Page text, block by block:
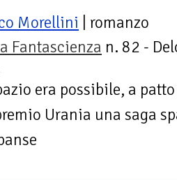
Morellini | romanzo
Fantascienza n. 82 -
era possibile, a
Urania una saga